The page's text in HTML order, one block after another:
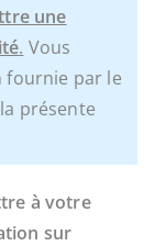
une
. Vous
fournie par le
présente
à votre
sur